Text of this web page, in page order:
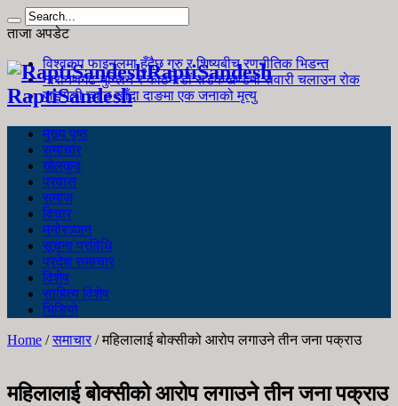
ताजा अपडेट
विश्वकप फाइनलमा हुँदैछ गुरु र शिष्यबीच रणनीतिक भिडन्त
नारायणगढ-मुग्लिन र काठमाडौं सडकखण्डमा सवारी चलाउन रोक
जङ्गली च्याउ खाँदा दाङमा एक जनाको मृत्यु
RaptiSandesh
RaptiSandesh
मुख्य पृष्ठ
समाचार
खेलकुद
प्रवास
समाज
विचार
मनोरञ्जन
सूचना प्रविधि
प्रदेश समाचार
विशेष
साहित्य विशेष
भिडियो
Home /समाचार /महिलालाई बोक्सीको आरोप लगाउने तीन जना पक्राउ
महिलालाई बोक्सीको आरोप लगाउने तीन जना पक्राउ